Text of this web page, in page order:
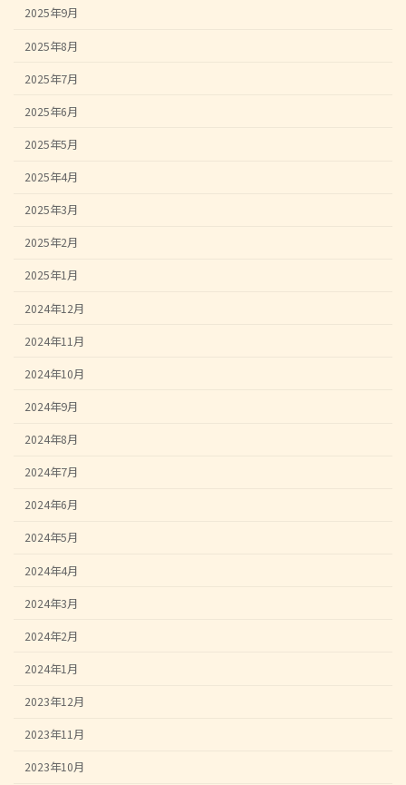
2025年9月
2025年8月
2025年7月
2025年6月
2025年5月
2025年4月
2025年3月
2025年2月
2025年1月
2024年12月
2024年11月
2024年10月
2024年9月
2024年8月
2024年7月
2024年6月
2024年5月
2024年4月
2024年3月
2024年2月
2024年1月
2023年12月
2023年11月
2023年10月